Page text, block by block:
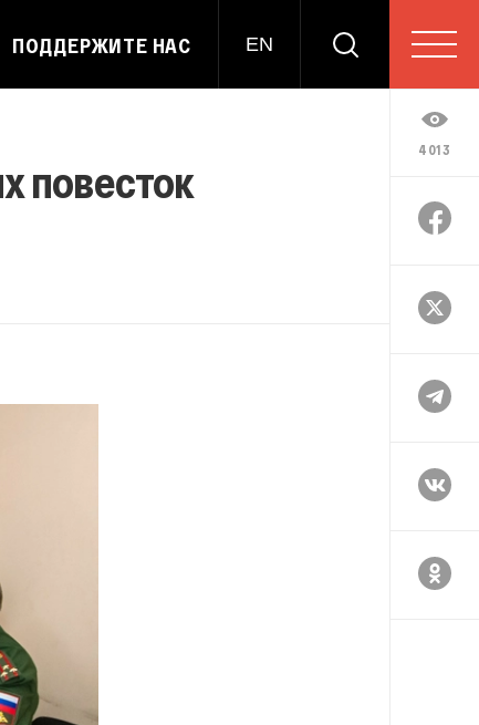
ПОДДЕРЖИТЕ НАС EN
4013
повесток